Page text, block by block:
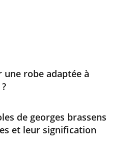
robe adaptée à
de georges brassens
et leur signification